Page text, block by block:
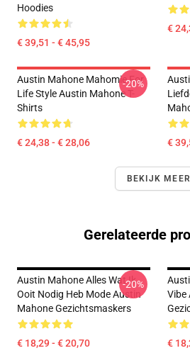
Hoodies
€ 39,51 - € 45,95
€
Austin Mahone Mahomie For
Life Style Austin Mahone T-
Shirts
€ 24,38 - € 28,06
-20%
€
BEKIJK MEER
Gerelateerde
Austin Mahone Alles Wat Ik
Ooit Nodig Heb Mode Austin
Mahone Gezichtsmaskers
€ 18,29 - € 20,70
-20%
Vibe
€